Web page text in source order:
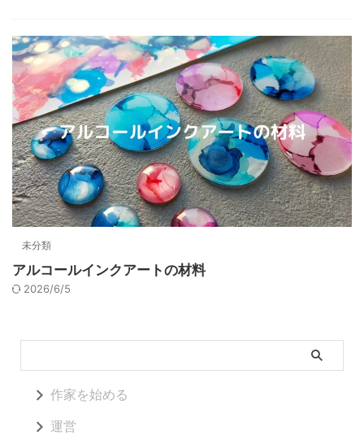
未分類
アルコールインクアートの材料
2026/6/5
作家を始める
運営